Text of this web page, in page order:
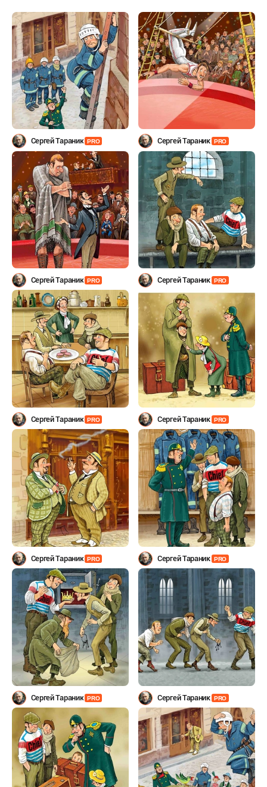
Сергей Тараник PRO Сергей Тараник PRO
Сергей Тараник PRO Сергей Тараник PRO
Сергей Тараник PRO Сергей Тараник PRO
Сергей Тараник PRO Сергей Тараник PRO
Сергей Тараник PRO Сергей Тараник PRO